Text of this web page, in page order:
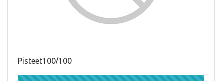
Pisteet100/100